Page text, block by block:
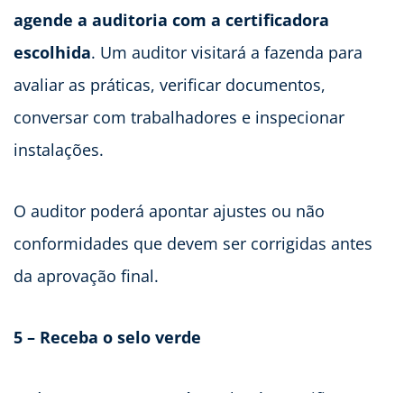
agende a auditoria com a certificadora
escolhida. Um auditor visitará a fazenda para
avaliar as práticas, verificar documentos,
conversar com trabalhadores e inspecionar
instalações.
O auditor poderá apontar ajustes ou não
conformidades que devem ser corrigidas antes
da aprovação final.
5 – Receba o selo verde